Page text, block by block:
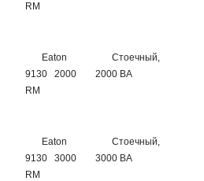
RM
Eaton
9130 2000
RM
Стоечный,
2000 ВА
Eaton
9130 3000
RM
Стоечный,
3000 ВА